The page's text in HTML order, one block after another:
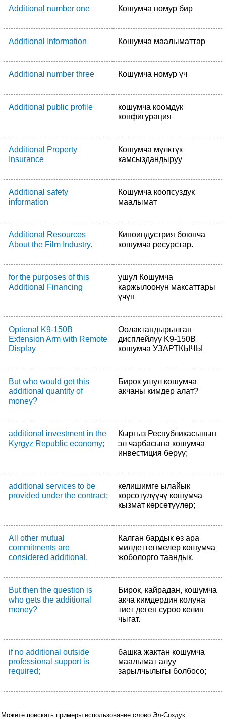
Additional number one Кошумча номур бир
Additional Information Кошумча маалыматтар
Additional number three Кошумча номур үч
Additional public profile
кошумча коомдук
конфигурация
Additional Property
Insurance
Кошумча мүлктүк
камсыздандыруу
Additional safety
information
Кошумча коопсуздук
маалымат
Additional Resources
About the Film Industry.
Киноиндустрия боюнча
кошумча ресурстар.
for the purposes of this
Additional Financing
ушул Кошумча
каржылоонун максаттары
үчүн
Optional K9-150B
Extension Arm with Remote
Display
Оолактандырылган
дисплейлүү K9-150B
кошумча УЗАРТКЫЧЫ
But who would get this
additional quantity of
money?
Бирок ушул кошумча
акчаны кимдер алат?
additional investment in the
Kyrgyz Republic economy;
Кыргыз Республикасынын
эл чарбасына кошумча
инвестиция берүү;
additional services to be
provided under the contract;
келишимге ылайык
көрсөтүлүүчү кошумча
кызмат көрсөтүүлөр;
All other mutual
commitments are
considered additional.
Калган бардык өз ара
милдеттенмелер кошумча
жоболорго таандык.
But then the question is
who gets the additional
money?
Бирок, кайрадан, кошумча
акча кимдердин колуна
тиет деген суроо келип
чыгат.
if no additional outside
professional support is
required;
башка жактан кошумча
маалымат алуу
зарылчылыгы болбосо;
Можете поискать примеры использование слово Эл-Создук: